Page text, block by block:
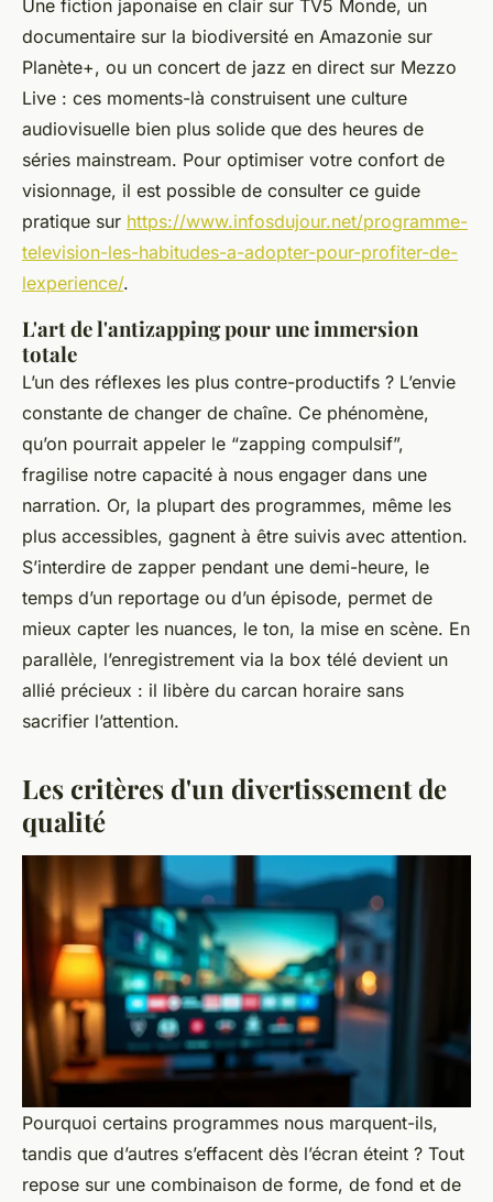
Une fiction japonaise en clair sur TV5 Monde, un
documentaire sur la biodiversité en Amazonie sur
Planète+, ou un concert de jazz en direct sur Mezzo
Live : ces moments-là construisent une culture
audiovisuelle bien plus solide que des heures de
séries mainstream. Pour optimiser votre confort de
visionnage, il est possible de consulter ce guide
pratique sur https://www.infosdujour.net/programme-
television-les-habitudes-a-adopter-pour-profiter-de-
lexperience/.
L'art de l'antizapping pour une immersion
totale
L’un des réflexes les plus contre-productifs ? L’envie
constante de changer de chaîne. Ce phénomène,
qu’on pourrait appeler le “zapping compulsif”,
fragilise notre capacité à nous engager dans une
narration. Or, la plupart des programmes, même les
plus accessibles, gagnent à être suivis avec attention.
S’interdire de zapper pendant une demi-heure, le
temps d’un reportage ou d’un épisode, permet de
mieux capter les nuances, le ton, la mise en scène. En
parallèle, l’enregistrement via la box télé devient un
allié précieux : il libère du carcan horaire sans
sacrifier l’attention.
Les critères d'un divertissement de
qualité
Pourquoi certains programmes nous marquent-ils,
tandis que d’autres s’effacent dès l’écran éteint ? Tout
repose sur une combinaison de forme, de fond et de